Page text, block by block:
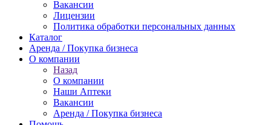
Вакансии
Лицензии
Политика обработки персональных данных
Каталог
Аренда / Покупка бизнеса
О компании
Назад
О компании
Наши Аптеки
Вакансии
Аренда / Покупка бизнеса